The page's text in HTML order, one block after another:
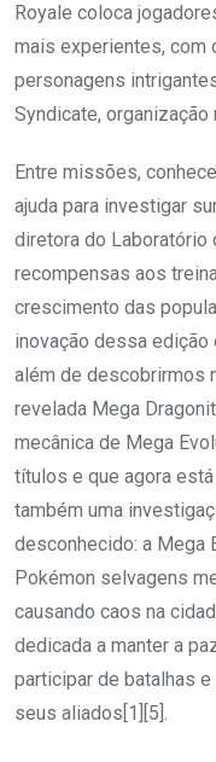
Royale coloca
mais experientes, com
personagens
Syndicate,
Entre missões,
ajuda para investigar
diretora do Laboratório
recompensas aos
crescimento das
inovação dessa edição
além de descobrirmos
revelada Mega
mecânica de Mega
títulos e que agora
também uma
desconhecido: a Mega
Pokémon selvagens
causando caos na
dedicada a manter a
participar de batalhas
seus aliados[1][5].